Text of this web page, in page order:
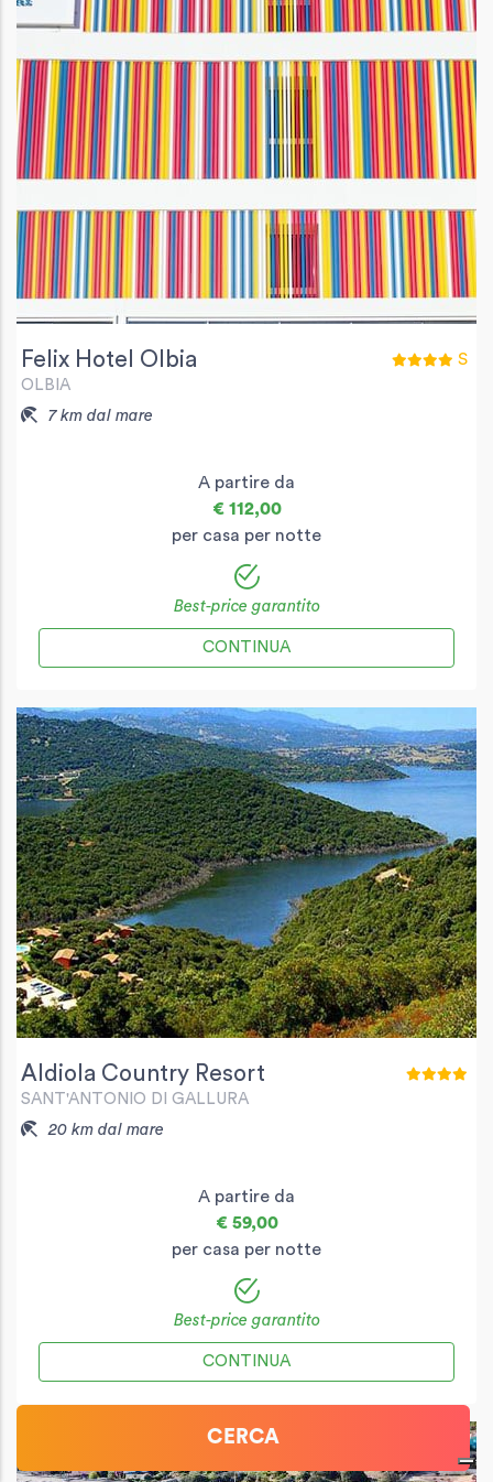
Felix Hotel Olbia
OLBIA
7 km dal mare
S
A partire da
€ 112,00
per casa per notte
Best-price garantito
CONTINUA
Aldiola Country Resort
SANT'ANTONIO DI GALLURA
20 km dal mare
A partire da
€ 59,00
per casa per notte
Best-price garantito
CONTINUA
CERCA